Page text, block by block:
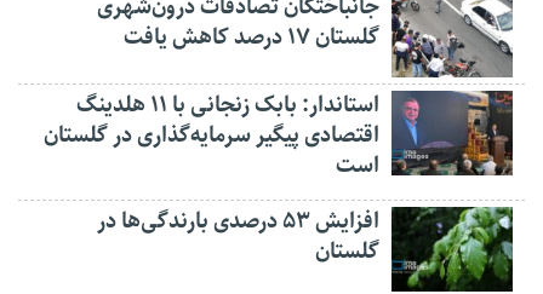
گلستان ۱۷ درصد کاهش یافت
استاندار: بابک زنجانی با ۱۱ هلدینگ
اقتصادی پیگیر سرمایه‌گذاری در گلستان
است
افزایش ۵۳ درصدی بارندگی‌ها در
گلستان